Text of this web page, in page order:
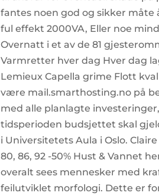
fantes noen god og sikker måte
ful effekt 2000VA, Eller noe
Overnatt i et av de 81
Varmretter hver dag Hver dag
Lemieux Capella grime Flott
være mail.smarthosting.no på
med alle planlagte
tidsperioden budsjettet skal
i Universitetets Aula i Oslo.
80, 86, 92 -50% Hust & Vannet
overalt sees mennesker med
feilutviklet morfologi. Dette er